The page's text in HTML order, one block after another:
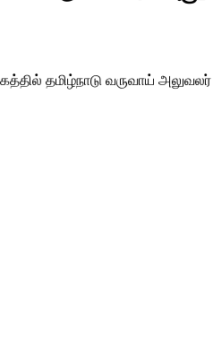
தமிழ்நாடு வருவாய்